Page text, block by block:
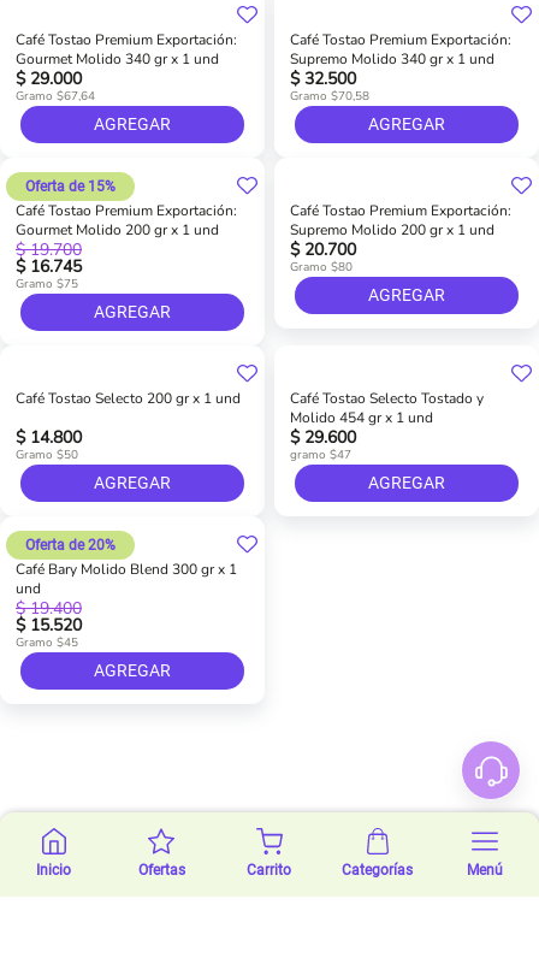
Inicio Ofertas Carrito Categorías Menú
Café Tostao Premium Exportación:
Gourmet Molido 340 gr x 1 und
$ 29.000
Gramo $67,64
AGREGAR
Café Tostao Premium Exportación:
Supremo Molido 340 gr x 1 und
$ 32.500
Gramo $70,58
AGREGAR
Café Tostao Premium Exportación:
Gourmet Molido 200 gr x 1 und
Oferta de 15%
$ 19.700
$ 16.745
Gramo $75
AGREGAR
Café Tostao Premium Exportación:
Supremo Molido 200 gr x 1 und
$ 20.700
Gramo $80
AGREGAR
Café Tostao Selecto 200 gr x 1 und
$ 14.800
Gramo $50
AGREGAR
Café Tostao Selecto Tostado y
Molido 454 gr x 1 und
$ 29.600
gramo $47
AGREGAR
Café Bary Molido Blend 300 gr x 1
und
Oferta de 20%
$ 19.400
$ 15.520
Gramo $45
AGREGAR